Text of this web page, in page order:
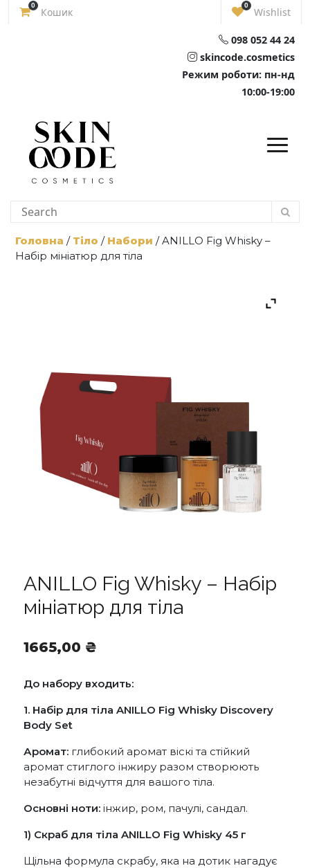
Skip
0
Кошик
0
Wishlist
098 052 44 24
skincode.cosmetics
Режим роботи: пн-нд
10:00-19:00
Головна / Тіло / Набори / ANILLO Fig Whisky –
Набір мініатюр для тіла
ANILLO Fig Whisky – Набір
мініатюр для тіла
1665,00 ₴
До набору входить:
1. Набір для тіла ANILLO Fig Whisky Discovery
Body Set
Аромат: глибокий аромат віскі та стійкий
аромат стиглого інжиру разом створюють
незабутні відчуття для вашого тіла.
Основні ноти: інжир, ром, пачулі, сандал.
1) Скраб для тіла ANILLO Fig Whisky 45 г
Щільна формула скрабу, яка на дотик нагадує